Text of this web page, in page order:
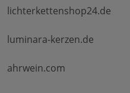
lichterkettenshop24.de
luminara-kerzen.de
ahrwein.com